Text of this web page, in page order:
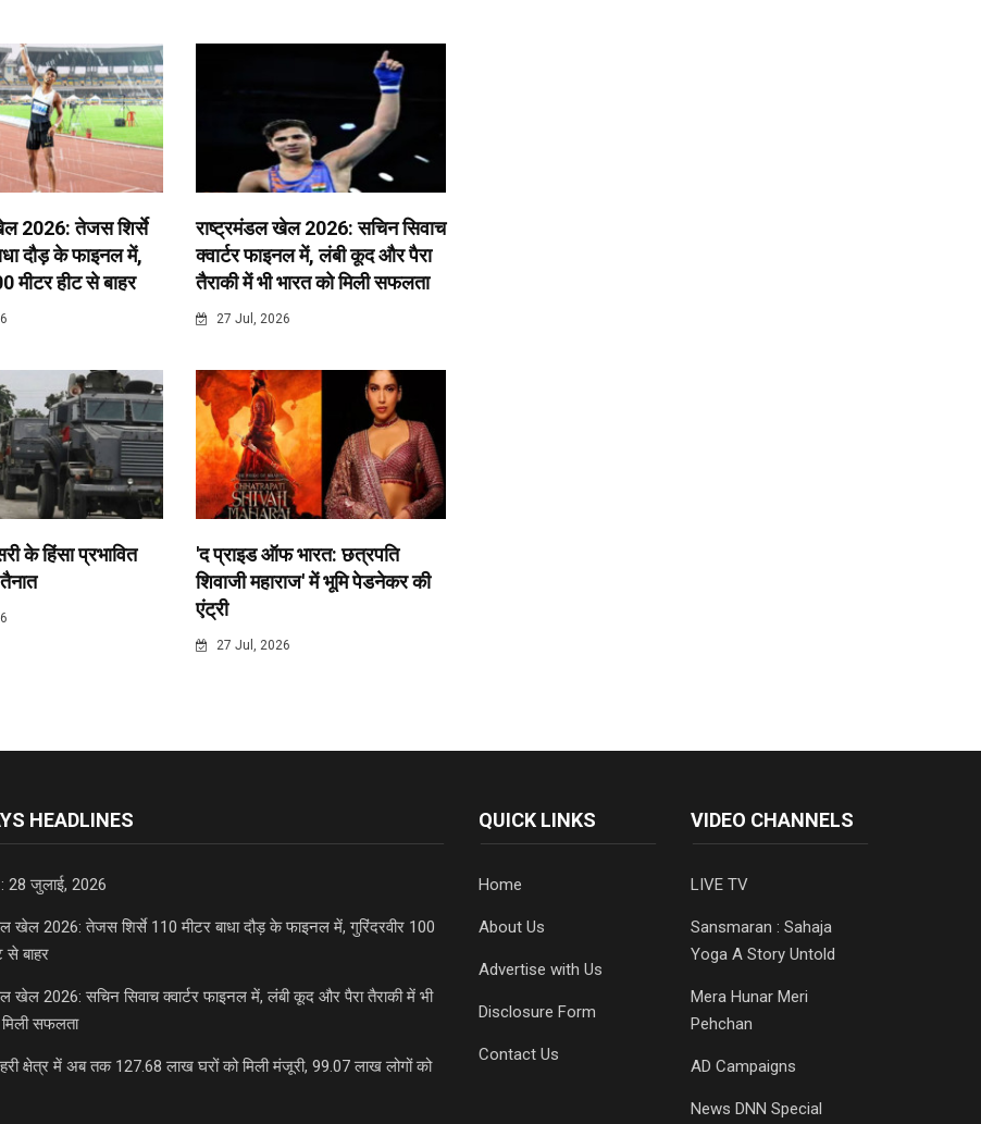
2026: तेजस शिर्से
दौड़ के फाइनल में,
मीटर हीट से बाहर
राष्ट्रमंडल खेल 2026: सचिन सिवाच
क्वार्टर फाइनल में, लंबी कूद और पैरा
तैराकी में भी भारत को मिली सफलता
27 Jul, 2026
के हिंसा प्रभावित
'द प्राइड ऑफ भारत: छत्रपति
शिवाजी महाराज' में भूमि पेडनेकर की
एंट्री
27 Jul, 2026
HEADLINES
28 जुलाई, 2026
खेल 2026: तेजस शिर्से 110 मीटर बाधा दौड़ के फाइनल में, गुरिंदरवीर 100
से बाहर
खेल 2026: सचिन सिवाच क्वार्टर फाइनल में, लंबी कूद और पैरा तैराकी में भी
सफलता
क्षेत्र में अब तक 127.68 लाख घरों को मिली मंजूरी, 99.07 लाख लोगों को
QUICK LINKS
Home
About Us
Advertise with Us
Disclosure Form
Contact Us
VIDEO CHANNELS
LIVE TV
Sansmaran : Sahaja
Yoga A Story Untold
Mera Hunar Meri
Pehchan
AD Campaigns
News DNN Special